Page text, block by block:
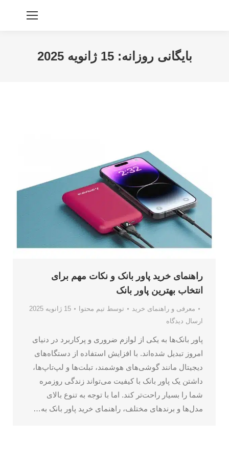
بایگانی روزانه:15 ژانویه 2025
راهنمای خرید پاور بانک و نکات مهم برای
انتخاب بهترین پاور بانک
معرفی و راهنمای خرید توسط تیم محتوا
15 ژانویه 2025
ارسال دیدگاه
پاور بانک‌ها به یکی از لوازم ضروری و پرکاربرد در دنیای
امروز تبدیل شده‌اند. با افزایش استفاده از دستگاه‌های
دیجیتال مانند گوشی‌های هوشمند، تبلت‌ها و لپ‌تاپ‌ها،
داشتن یک پاور بانک با کیفیت می‌تواند زندگی روزمره
شما را بسیار راحت‌تر کند. اما با توجه به تنوع بالای
مدل‌ها و برندهای مختلف، راهنمای خرید پاور بانک به…